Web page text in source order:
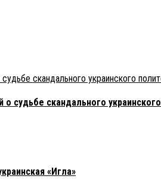
судьбе скандального
«Игла»